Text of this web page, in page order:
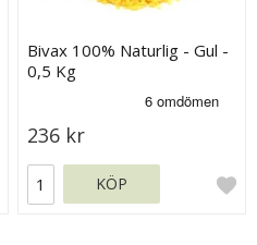
Bivax 100% Naturlig - Gul -
0,5 Kg
236 kr
KÖP